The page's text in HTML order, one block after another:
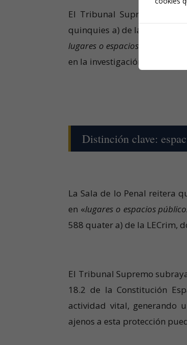
El Tribunal Supremo
quinquies a) de la Ley de
lugares o espacios públicos
»
en la investigación penal.
Distinción clave:
La Sala de lo Penal reitera
en «lugares o espacios
588 quater a) de la LECrim,
El Tribunal Supremo
18.2 de la Constitución
actividad vital, generando
ajenos a esta protección